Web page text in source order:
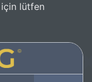
lütfen